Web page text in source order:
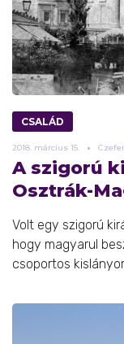
CSALÁD
2018. március 15.
A szigorú
Osztrák-
Volt egy szigorú
hogy magyarul
csoportos